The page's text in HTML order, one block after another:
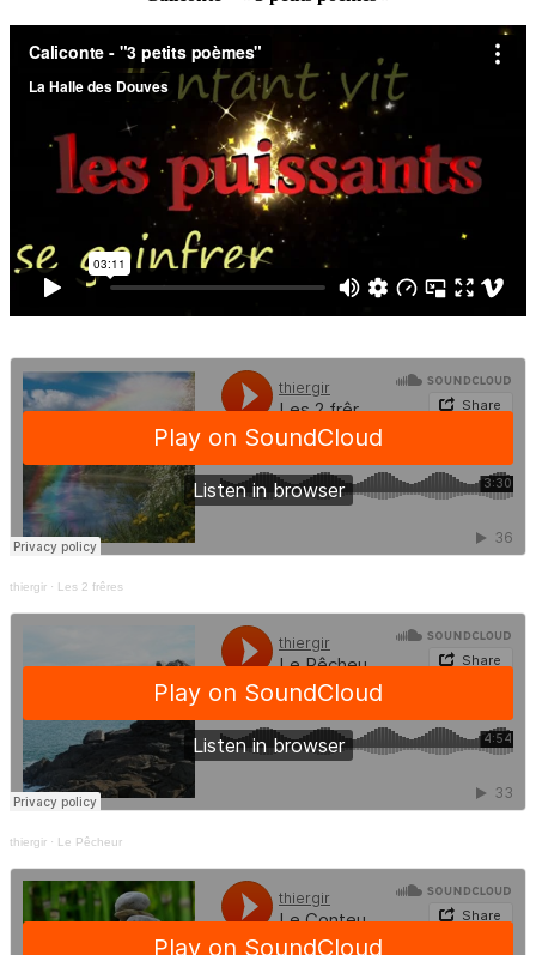
thiergir · Les 2 frêres
thiergir · Le Pêcheur